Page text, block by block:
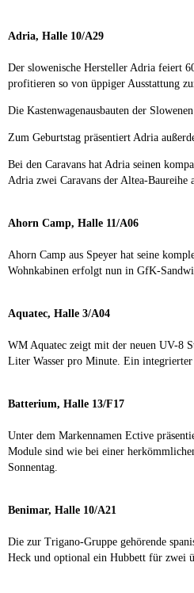
Adria, Halle 10/A29
Der slowenische Hersteller Adria feiert
profitieren so von üppiger Ausstattung
Die Kastenwagenausbauten der
Zum Geburtstag präsentiert Adria
Bei den Caravans hat Adria seinen
Adria zwei Caravans der Altea-
Ahorn Camp, Halle 11/A06
Ahorn Camp aus Speyer hat seine
Wohnkabinen erfolgt nun in GfK-
Aquatec, Halle 3/A04
WM Aquatec zeigt mit der neuen UV-8
Liter Wasser pro Minute. Ein integrierter
Batterium, Halle 13/F17
Unter dem Markennamen Ective
Module sind wie bei einer
Sonnentag.
Benimar, Halle 10/A21
Die zur Trigano-Gruppe gehörende
Heck und optional ein Hubbett für zwei